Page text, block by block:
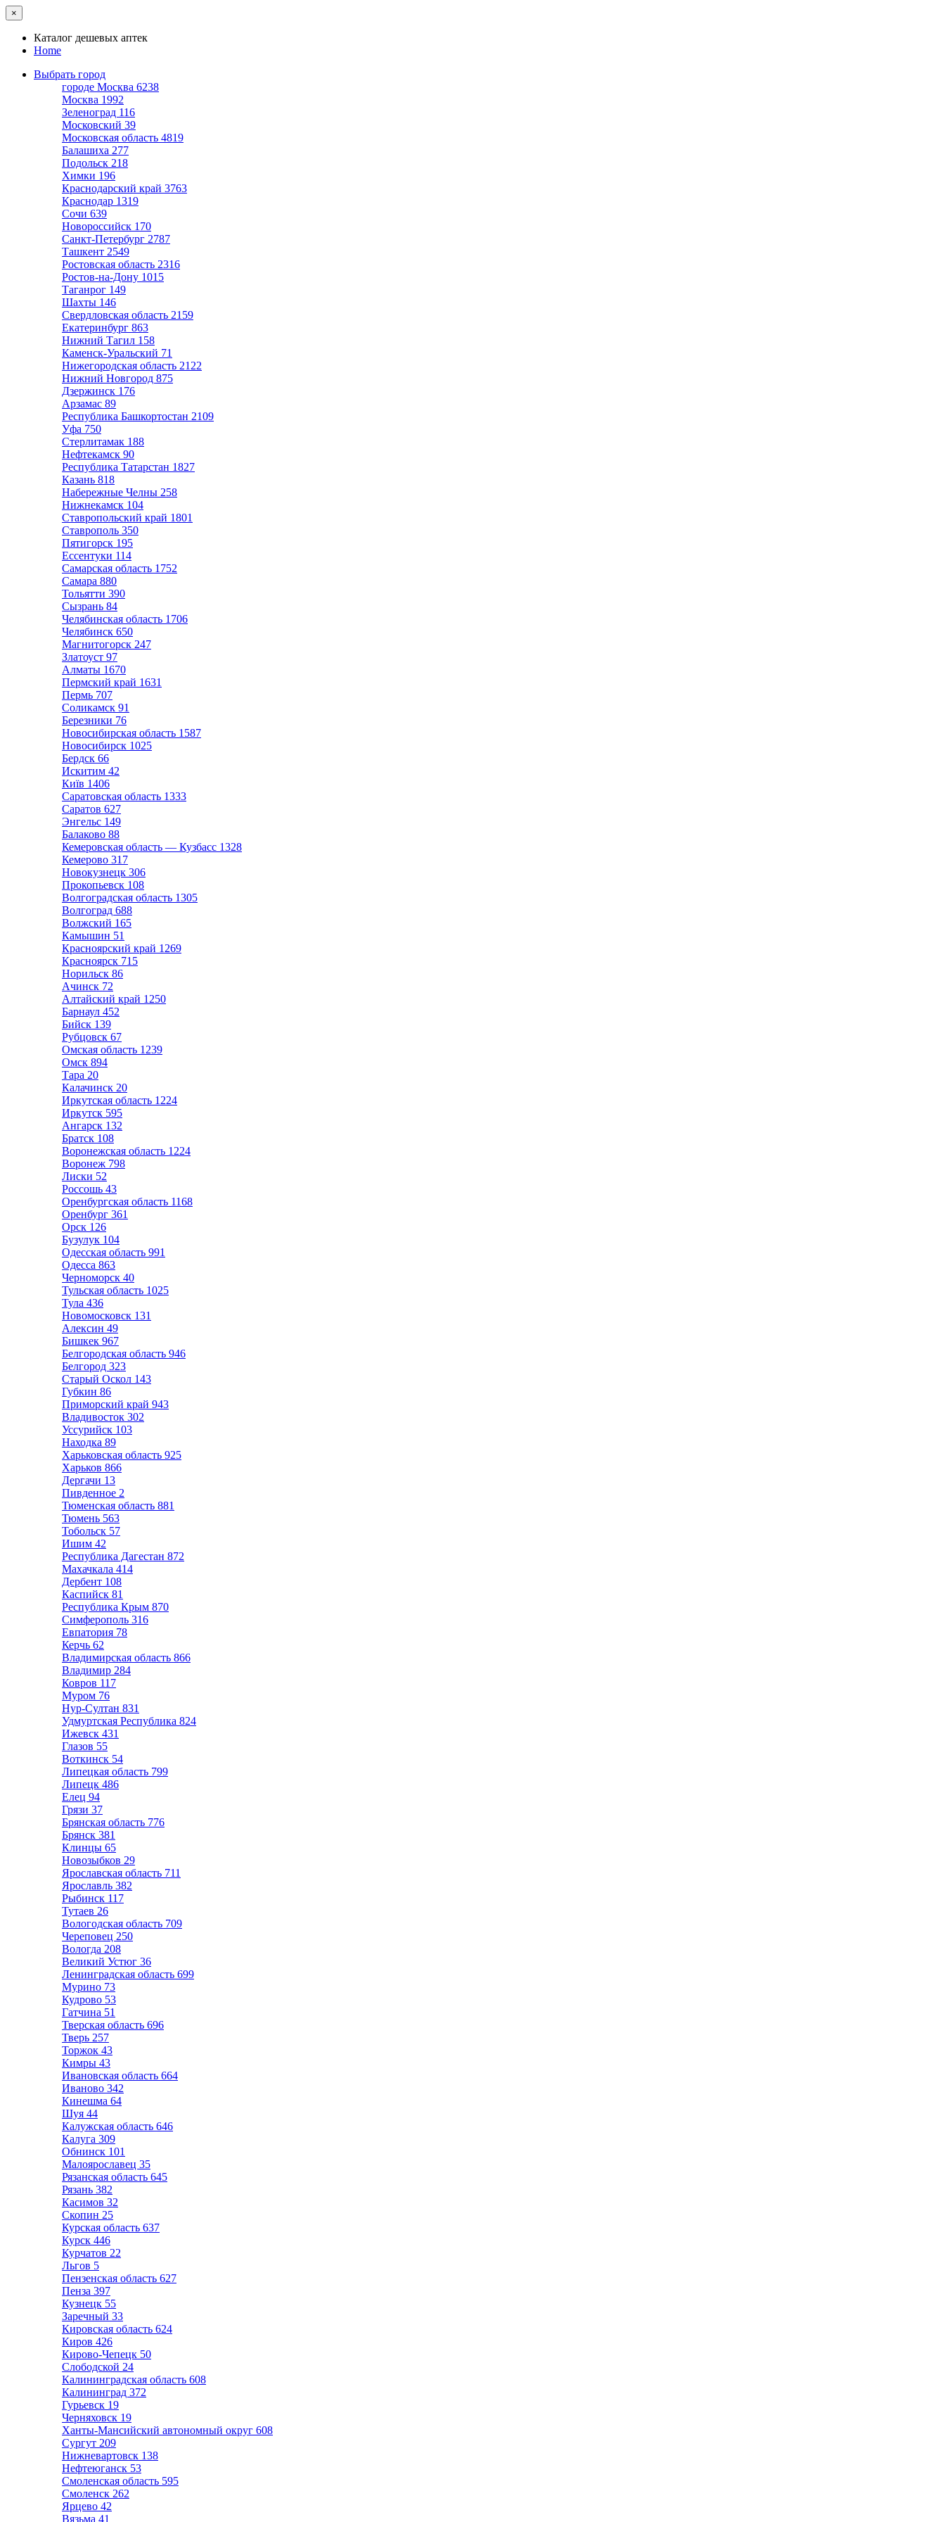
×
Каталог дешевых аптек
Home
Выбрать город
городе Москва 6238
Москва 1992
Зеленоград 116
Московский 39
Московская область 4819
Балашиха 277
Подольск 218
Химки 196
Краснодарский край 3763
Краснодар 1319
Сочи 639
Новороссийск 170
Санкт-Петербург 2787
Ташкент 2549
Ростовская область 2316
Ростов-на-Дону 1015
Таганрог 149
Шахты 146
Свердловская область 2159
Екатеринбург 863
Нижний Тагил 158
Каменск-Уральский 71
Нижегородская область 2122
Нижний Новгород 875
Дзержинск 176
Арзамас 89
Республика Башкортостан 2109
Уфа 750
Стерлитамак 188
Нефтекамск 90
Республика Татарстан 1827
Казань 818
Набережные Челны 258
Нижнекамск 104
Ставропольский край 1801
Ставрополь 350
Пятигорск 195
Ессентуки 114
Самарская область 1752
Самара 880
Тольятти 390
Сызрань 84
Челябинская область 1706
Челябинск 650
Магнитогорск 247
Златоуст 97
Алматы 1670
Пермский край 1631
Пермь 707
Соликамск 91
Березники 76
Новосибирская область 1587
Новосибирск 1025
Бердск 66
Искитим 42
Київ 1406
Саратовская область 1333
Саратов 627
Энгельс 149
Балаково 88
Кемеровская область — Кузбасс 1328
Кемерово 317
Новокузнецк 306
Прокопьевск 108
Волгоградская область 1305
Волгоград 688
Волжский 165
Камышин 51
Красноярский край 1269
Красноярск 715
Норильск 86
Ачинск 72
Алтайский край 1250
Барнаул 452
Бийск 139
Рубцовск 67
Омская область 1239
Омск 894
Тара 20
Калачинск 20
Иркутская область 1224
Иркутск 595
Ангарск 132
Братск 108
Воронежская область 1224
Воронеж 798
Лиски 52
Россошь 43
Оренбургская область 1168
Оренбург 361
Орск 126
Бузулук 104
Одесская область 991
Одесса 863
Черноморск 40
Тульская область 1025
Тула 436
Новомосковск 131
Алексин 49
Бишкек 967
Белгородская область 946
Белгород 323
Старый Оскол 143
Губкин 86
Приморский край 943
Владивосток 302
Уссурийск 103
Находка 89
Харьковская область 925
Харьков 866
Дергачи 13
Пивденное 2
Тюменская область 881
Тюмень 563
Тобольск 57
Ишим 42
Республика Дагестан 872
Махачкала 414
Дербент 108
Каспийск 81
Республика Крым 870
Симферополь 316
Евпатория 78
Керчь 62
Владимирская область 866
Владимир 284
Ковров 117
Муром 76
Нур-Султан 831
Удмуртская Республика 824
Ижевск 431
Глазов 55
Воткинск 54
Липецкая область 799
Липецк 486
Елец 94
Грязи 37
Брянская область 776
Брянск 381
Клинцы 65
Новозыбков 29
Ярославская область 711
Ярославль 382
Рыбинск 117
Тутаев 26
Вологодская область 709
Череповец 250
Вологда 208
Великий Устюг 36
Ленинградская область 699
Мурино 73
Кудрово 53
Гатчина 51
Тверская область 696
Тверь 257
Торжок 43
Кимры 43
Ивановская область 664
Иваново 342
Кинешма 64
Шуя 44
Калужская область 646
Калуга 309
Обнинск 101
Малоярославец 35
Рязанская область 645
Рязань 382
Касимов 32
Скопин 25
Курская область 637
Курск 446
Курчатов 22
Льгов 5
Пензенская область 627
Пенза 397
Кузнецк 55
Заречный 33
Кировская область 624
Киров 426
Кирово-Чепецк 50
Слободской 24
Калининградская область 608
Калининград 372
Гурьевск 19
Черняховск 19
Ханты-Мансийский автономный округ 608
Сургут 209
Нижневартовск 138
Нефтеюганск 53
Смоленская область 595
Смоленск 262
Ярцево 42
Вязьма 41